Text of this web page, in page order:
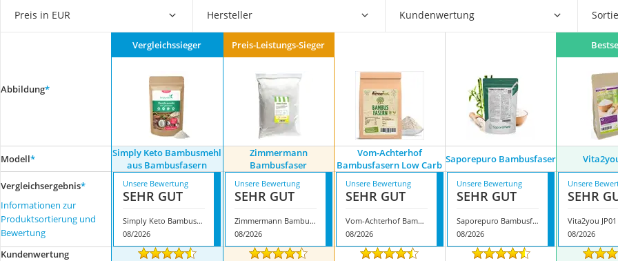
Erythrit
Müsli ohne Zuckerzusatz
Service
Preis in EUR Hersteller Kundenwertung
Abbildung*
Vergleichssieger Preis-Leistungs-Sieger
Modell*
Simply Keto Bambusmehl
aus Bambusfasern
Zimmermann
Bambusfaser
Vom-Achterhof
Bambusfasern Low Carb Saporepuro Bambusfaser
Vergleichsergebnis*
Informationen zur
Produktsortierung und
Bewertung
Unsere Bewertung
SEHR GUT
Simply Keto Bambusmehl aus Bambusfasern
08/2026
Unsere Bewertung
SEHR GUT
Zimmermann Bambusfaser
08/2026
Unsere Bewertung
SEHR GUT
Vom-Achterhof Bambusfasern Low Carb
08/2026
Unsere Bewertung
SEHR GUT
Saporepuro Bambusfaser
08/2026
Unsere
SEHR
Vita2you JP01
08/2026
Kundenwertung